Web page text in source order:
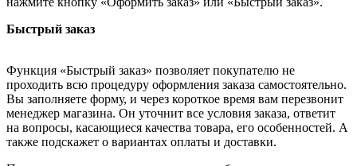
Быстрый заказ
Функция «Быстрый заказ» позволяет покупателю не
проходить всю процедуру оформления заказа самостоятельно.
Вы заполняете форму, и через короткое время вам перезвонит
менеджер магазина. Он уточнит все условия заказа, ответит
на вопросы, касающиеся качества товара, его особенностей. А
также подскажет о вариантах оплаты и доставки.